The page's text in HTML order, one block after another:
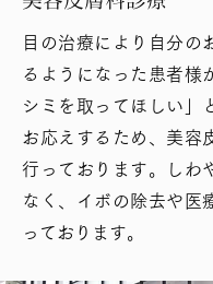
目の治療により自分の
るようになった患者様
シミを取ってほしい」
お応えするため、美容
行っております。しわ
なく、イボの除去や医
っております。